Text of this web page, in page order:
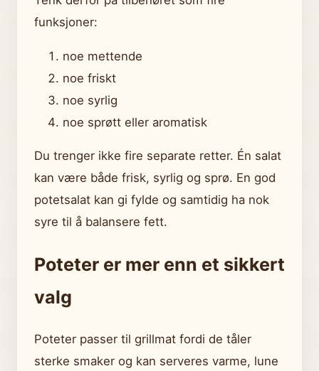
funksjoner:
noe mettende
noe friskt
noe syrlig
noe sprøtt eller aromatisk
Du trenger ikke fire separate retter. Én salat
kan være både frisk, syrlig og sprø. En god
potetsalat kan gi fylde og samtidig ha nok
syre til å balansere fett.
Poteter er mer enn et sikkert
valg
Poteter passer til grillmat fordi de tåler
sterke smaker og kan serveres varme, lune